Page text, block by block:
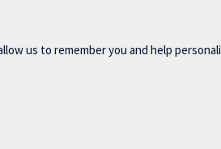
us to remember you and help